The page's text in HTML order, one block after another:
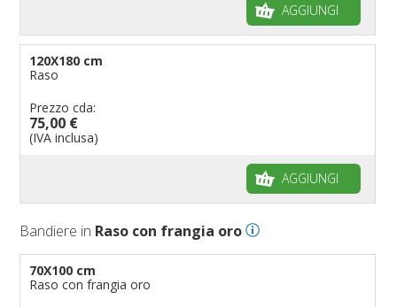
AGGIUNGI
120X180 cm
Raso
Prezzo cda:
75,00 €
(IVA inclusa)
AGGIUNGI
Bandiere in Raso con frangia oro
70X100 cm
Raso con frangia oro